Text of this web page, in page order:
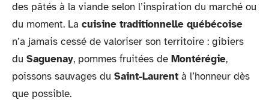
des pâtés à la viande selon l’inspiration du marché ou
du moment. La cuisine traditionnelle québécoise
n’a jamais cessé de valoriser son territoire : gibiers
du Saguenay, pommes fruitées de Montérégie,
poissons sauvages du Saint-Laurent à l’honneur dès
que possible.